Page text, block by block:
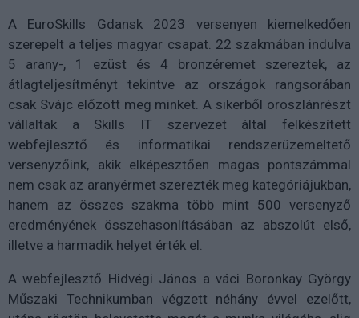
A EuroSkills Gdansk 2023 versenyen kiemelkedően
szerepelt a teljes magyar csapat. 22 szakmában indulva
5 arany-, 1 ezüst és 4 bronzéremet szereztek, az
átlagteljesítményt tekintve az országok rangsorában
csak Svájc előzött meg minket. A sikerből oroszlánrészt
vállaltak a Skills IT szervezet által felkészített
webfejlesztő és informatikai rendszerüzemeltető
versenyzőink, akik elképesztően magas pontszámmal
nem csak az aranyérmet szerezték meg kategóriájukban,
hanem az összes szakma több mint 500 versenyző
eredményének összehasonlításában az abszolút első,
illetve a harmadik helyet érték el.
A webfejlesztő Hidvégi János a váci Boronkay György
Műszaki Technikumban végzett néhány évvel ezelőtt,